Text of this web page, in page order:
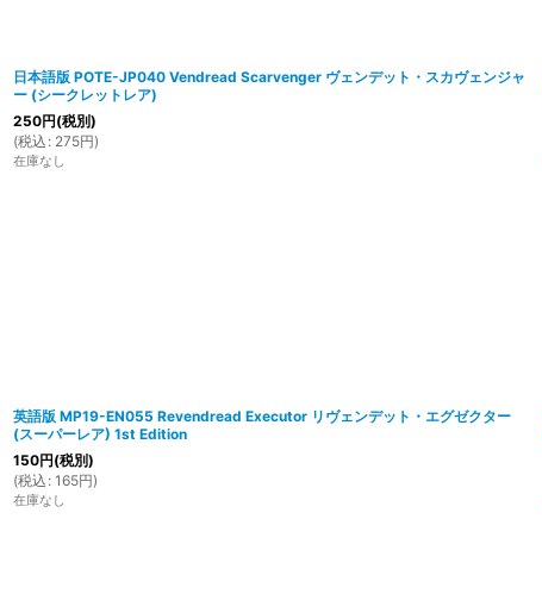
日本語版 POTE-JP040 Vendread Scarvenger ヴェンデット・スカヴェンジャ
ー (シークレットレア)
250円(税別)
(税込 : 275円)
在庫なし
英語版 MP19-EN055 Revendread Executor リヴェンデット・エグゼクター
(スーパーレア) 1st Edition
150円(税別)
(税込 : 165円)
在庫なし